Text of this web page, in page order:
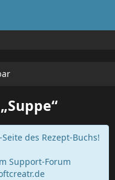
des Rezept-Buchs!
Support-Forum